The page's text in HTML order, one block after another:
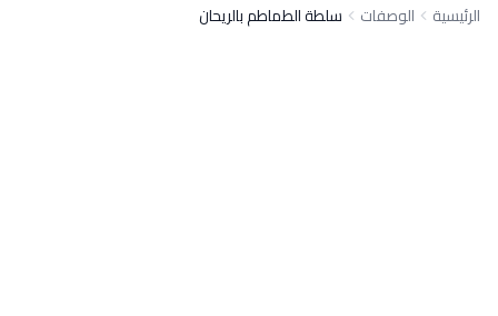
الرئيسية الوصفات سلطة الطماطم بالريحان